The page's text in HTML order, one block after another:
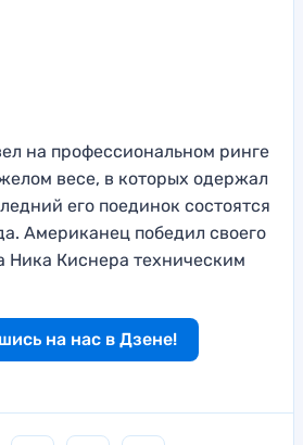
на профессиональном ринге
весе, в которых одержал
его поединок состоятся
Американец победил своего
Ника Киснера техническим
на нас в Дзене!